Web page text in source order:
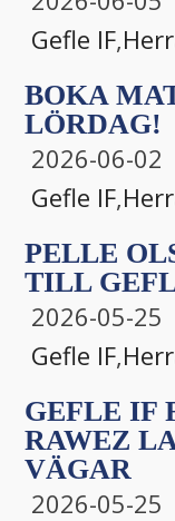
Gefle IF,
BOKA
LÖRDAG!
2026-06-02
Gefle IF,
PELLE
TILL
2026-05-25
Gefle IF,
GEFLE IF
RAWEZ
VÄGAR
2026-05-25